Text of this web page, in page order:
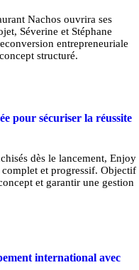
Nachos ouvrira ses
Séverine et Stéphane
entrepreneuriale
structuré.
pour sécuriser la réussite
dès le lancement, Enjoy
et progressif. Objectif
et garantir une gestion
international avec